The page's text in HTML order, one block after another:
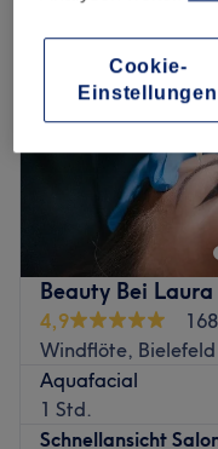
Beauty Bei Laura
4,9
Windflöte, Bielefeld
Aquafacial
1 Std.
Schnellansicht
Cookie-
Einstellungen